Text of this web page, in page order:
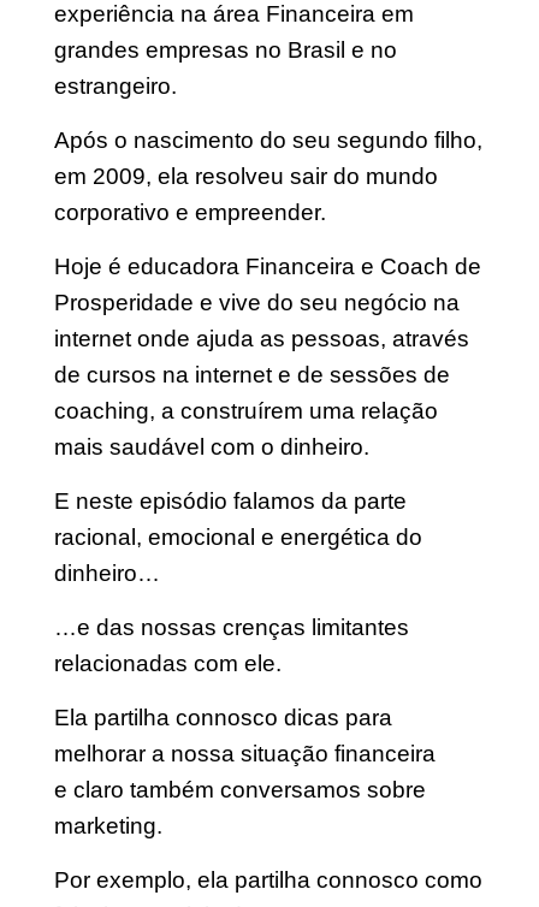
experiência na área Financeira em
grandes empresas no Brasil e no
estrangeiro.
Após o nascimento do seu segundo filho,
em 2009, ela resolveu sair do mundo
corporativo e empreender.
Hoje é educadora Financeira e Coach de
Prosperidade e vive do seu negócio na
internet onde ajuda as pessoas, através
de cursos na internet e de sessões de
coaching, a construírem uma relação
mais saudável com o dinheiro.
E neste episódio falamos da parte
racional, emocional e energética do
dinheiro…
…e das nossas crenças limitantes
relacionadas com ele.
Ela partilha connosco dicas para
melhorar a nossa situação financeira
e claro também conversamos sobre
marketing.
Por exemplo, ela partilha connosco como